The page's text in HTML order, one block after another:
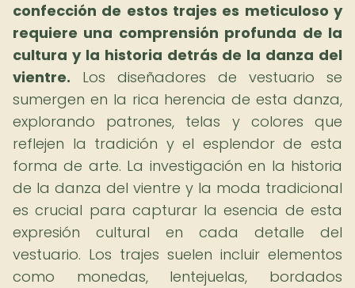
confección de estos trajes es meticuloso y
requiere una comprensión profunda de la
cultura y la historia detrás de la danza del
vientre. Los diseñadores de vestuario se
sumergen en la rica herencia de esta danza,
explorando patrones, telas y colores que
reflejen la tradición y el esplendor de esta
forma de arte. La investigación en la historia
de la danza del vientre y la moda tradicional
es crucial para capturar la esencia de esta
expresión cultural en cada detalle del
vestuario. Los trajes suelen incluir elementos
como monedas, lentejuelas, bordados